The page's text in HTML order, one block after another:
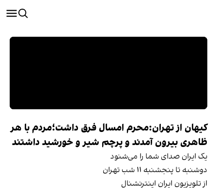
کیهان از تهران:محرم امسال فرق داشت؛مردم با هر
ظاهری بیرون آمدند و پرچم شیر و خورشید داشتند
یک ایران صدای شما را می‌شنود
دوشنبه تا پنجشنبه ۱۱ شب تهران
از تلویزیون ایران اینترنشنال